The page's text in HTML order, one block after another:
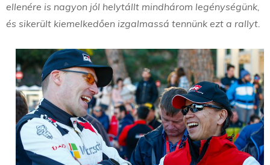
ellenére is nagyon jól helytállt mindhárom legénységünk,
és sikerült kiemelkedően izgalmassá tennünk ezt a rallyt.